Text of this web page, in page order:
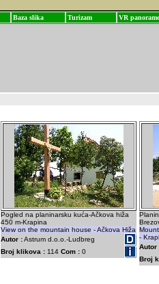
Baza slika Turizam VR panorame
Pogled na planinarsku kuća-Ačkova hiža
450 m-Krapina
View on the mountain house - Ačkova Hiža
Autor :Astrum d.o.o.-Ludbreg
Broj klikova : 114 Com : 0
-
Autor
Broj